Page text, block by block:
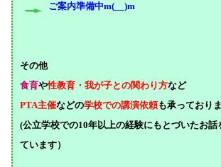
ご案内準備中m(__)m
その他
食育や性教育・我が子との関わり方など
PTA主催などの学校での講演依頼も承っており
(公立学校での10年以上の経験にもとづいたお話
ています）